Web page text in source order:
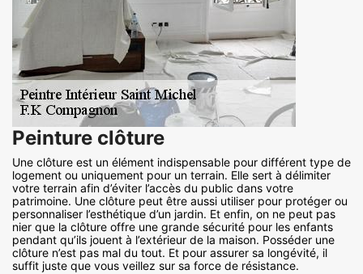
Peinture clôture
Une clôture est un élément indispensable pour différent type de
logement ou uniquement pour un terrain. Elle sert à délimiter
votre terrain afin d’éviter l’accès du public dans votre
patrimoine. Une clôture peut être aussi utiliser pour protéger ou
personnaliser l’esthétique d’un jardin. Et enfin, on ne peut pas
nier que la clôture offre une grande sécurité pour les enfants
pendant qu’ils jouent à l’extérieur de la maison. Posséder une
clôture n’est pas mal du tout. Et pour assurer sa longévité, il
suffit juste que vous veillez sur sa force de résistance.